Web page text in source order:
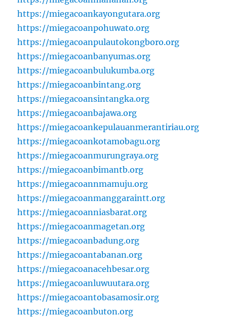
https://miegacoankayongutara.org
https://miegacoanpohuwato.org
https://miegacoanpulautokongboro.org
https://miegacoanbanyumas.org
https://miegacoanbulukumba.org
https://miegacoanbintang.org
https://miegacoansintangka.org
https://miegacoanbajawa.org
https://miegacoankepulauanmerantiriau.org
https://miegacoankotamobagu.org
https://miegacoanmurungraya.org
https://miegacoanbimantb.org
https://miegacoannmamuju.org
https://miegacoanmanggaraintt.org
https://miegacoanniasbarat.org
https://miegacoanmagetan.org
https://miegacoanbadung.org
https://miegacoantabanan.org
https://miegacoanacehbesar.org
https://miegacoanluwuutara.org
https://miegacoantobasamosir.org
https://miegacoanbuton.org